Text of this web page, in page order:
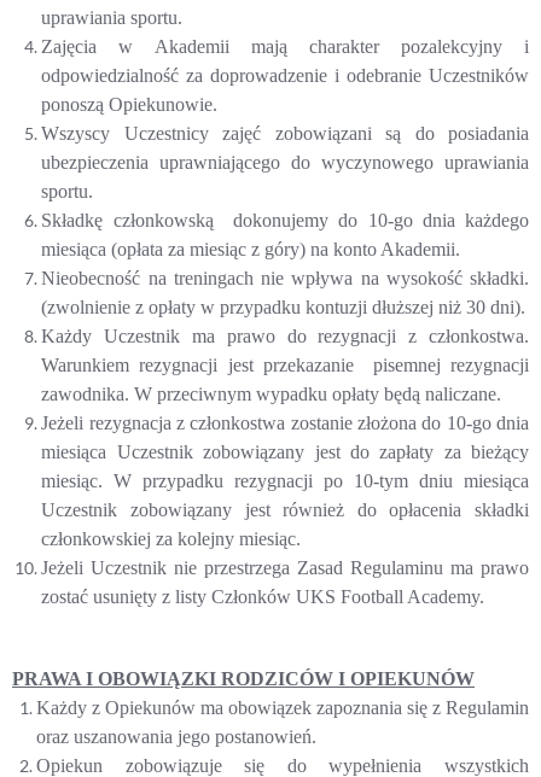
uprawiania sportu.
Zajęcia w Akademii mają charakter pozalekcyjny i
odpowiedzialność za doprowadzenie i odebranie Uczestników
ponoszą Opiekunowie.
Wszyscy Uczestnicy zajęć zobowiązani są do posiadania
ubezpieczenia uprawniającego do wyczynowego uprawiania
sportu.
Składkę członkowską dokonujemy do 10-go dnia każdego
miesiąca (opłata za miesiąc z góry) na konto Akademii.
Nieobecność na treningach nie wpływa na wysokość składki.
(zwolnienie z opłaty w przypadku kontuzji dłuższej niż 30 dni).
Każdy Uczestnik ma prawo do rezygnacji z członkostwa.
Warunkiem rezygnacji jest przekazanie pisemnej rezygnacji
zawodnika. W przeciwnym wypadku opłaty będą naliczane.
Jeżeli rezygnacja z członkostwa zostanie złożona do 10-go dnia
miesiąca Uczestnik zobowiązany jest do zapłaty za bieżący
miesiąc. W przypadku rezygnacji po 10-tym dniu miesiąca
Uczestnik zobowiązany jest również do opłacenia składki
członkowskiej za kolejny miesiąc.
Jeżeli Uczestnik nie przestrzega Zasad Regulaminu ma prawo
zostać usunięty z listy Członków UKS Football Academy.
PRAWA I OBOWIĄZKI RODZICÓW I OPIEKUNÓW
Każdy z Opiekunów ma obowiązek zapoznania się z Regulamin
oraz uszanowania jego postanowień.
Opiekun zobowiązuje się do wypełnienia wszystkich